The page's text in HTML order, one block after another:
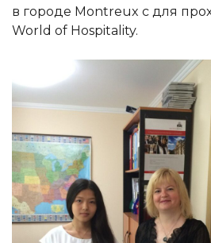
в городе Montreux с для
World of Hospitality.